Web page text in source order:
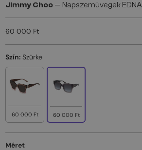
Jimmy Choo — Napszemüvegek
60 000 Ft
Szín: Szürke
60 000 Ft 60 000 Ft
Méret